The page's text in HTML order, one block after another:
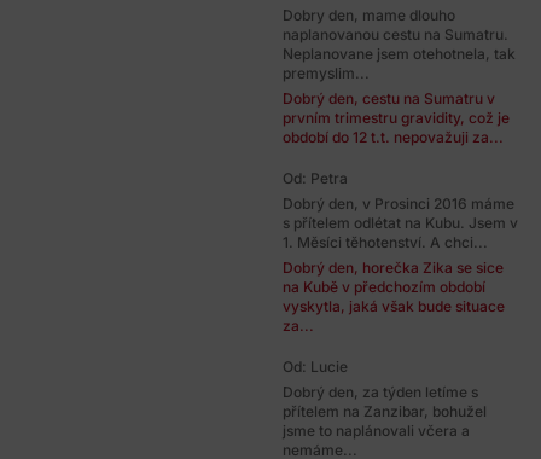
Dobry den, mame dlouho
naplanovanou cestu na Sumatru.
Neplanovane jsem otehotnela, tak
premyslim...
Dobrý den, cestu na Sumatru v
prvním trimestru gravidity, což je
období do 12 t.t. nepovažuji za...
Od: Petra
Dobrý den, v Prosinci 2016 máme
s přítelem odlétat na Kubu. Jsem v
1. Měsíci těhotenství. A chci...
Dobrý den, horečka Zika se sice
na Kubě v předchozím období
vyskytla, jaká však bude situace
za...
Od: Lucie
Dobrý den, za týden letíme s
přítelem na Zanzibar, bohužel
jsme to naplánovali včera a
nemáme...